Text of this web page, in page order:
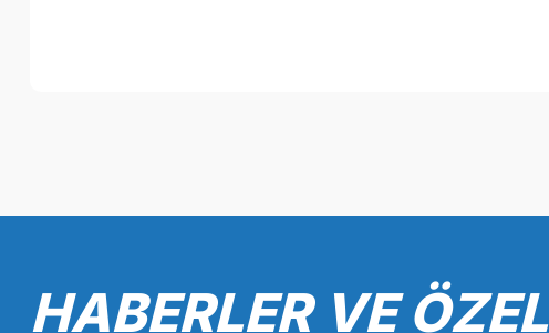
Ürün resmi kalitesiz, bozuk veya görüntülenemiyor.
Ürün fiyatı diğer sitelerden daha pahalı.
HABERLER VE ÖZEL